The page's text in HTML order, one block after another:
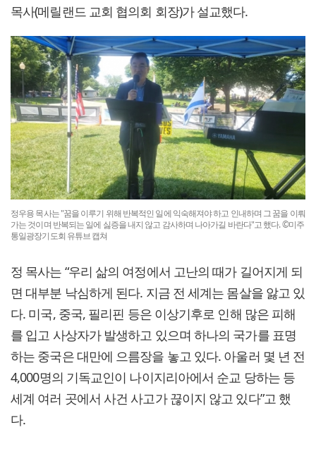
목사(메릴랜드 교회 협의회 회장)가 설교했다.
정우용 목사는 "꿈을 이루기 위해 반복적인 일에 익숙해져야 하고 인내하며 그 꿈을 이뤄
가는 것이며 반복되는 일에 싫증을 내지 않고 감사하며 나아가길 바란다"고 했다. ©미주
통일광장기도회 유튜브 캡쳐
정 목사는 “우리 삶의 여정에서 고난의 때가 길어지게 되
면 대부분 낙심하게 된다. 지금 전 세계는 몸살을 앓고 있
다. 미국, 중국, 필리핀 등은 이상기후로 인해 많은 피해
를 입고 사상자가 발생하고 있으며 하나의 국가를 표명
하는 중국은 대만에 으름장을 놓고 있다. 아울러 몇 년 전
4,000명의 기독교인이 나이지리아에서 순교 당하는 등
세계 여러 곳에서 사건 사고가 끊이지 않고 있다”고 했
다.